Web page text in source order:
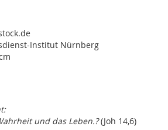
Institut Nürnberg
und das Leben.?(Joh 14,6)